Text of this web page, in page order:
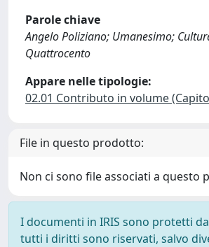
Parole chiave
Angelo Poliziano; Umanesimo;
Quattrocento
Appare nelle tipologie:
02.01 Contributo in volume
File in questo prodotto:
Non ci sono file associati a questo
I documenti in IRIS sono protetti
tutti i diritti sono riservati, salvo